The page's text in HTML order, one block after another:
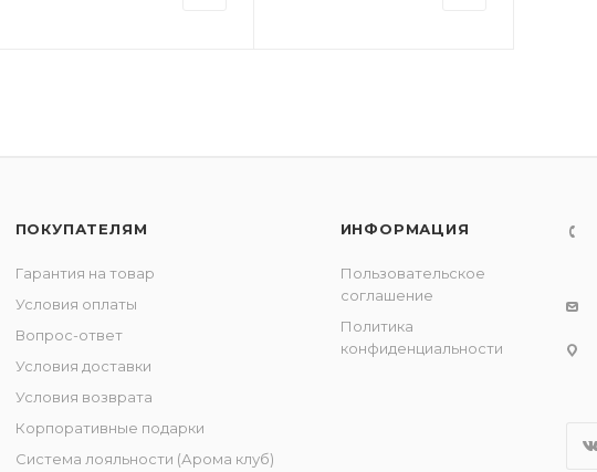
ПОКУПАТЕЛЯМ
Гарантия на товар
Условия оплаты
Вопрос-ответ
Условия доставки
Условия возврата
Корпоративные подарки
Система лояльности (Арома клуб)
ИНФОРМАЦИЯ
Пользовательское
соглашение
Политика
конфиденциальности